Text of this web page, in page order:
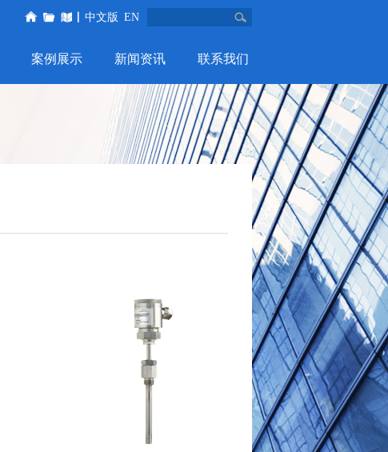
中文版 EN
案例展示 新闻资讯 联系我们